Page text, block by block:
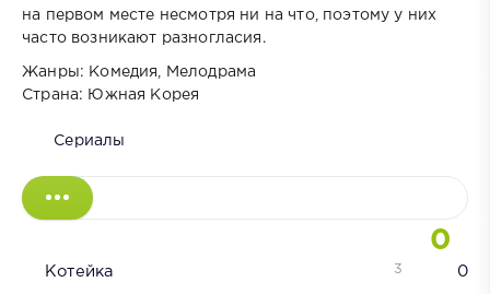
на первом месте несмотря ни на что, поэтому у них
часто возникают разногласия.
Жанры: Комедия, Мелодрама
Страна: Южная Корея
Сериалы
0
Котейка 0
3